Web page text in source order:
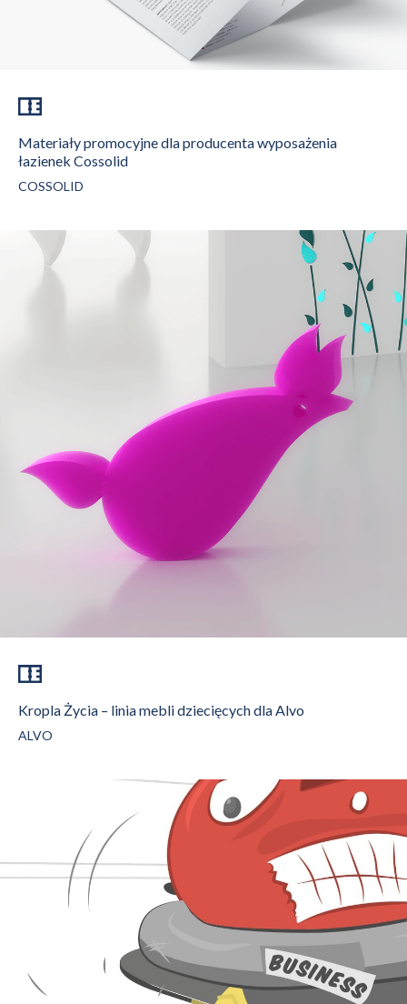
Materiały promocyjne dla producenta wyposażenia
łazienek Cossolid
COSSOLID
Kropla Życia – linia mebli dziecięcych dla Alvo
ALVO